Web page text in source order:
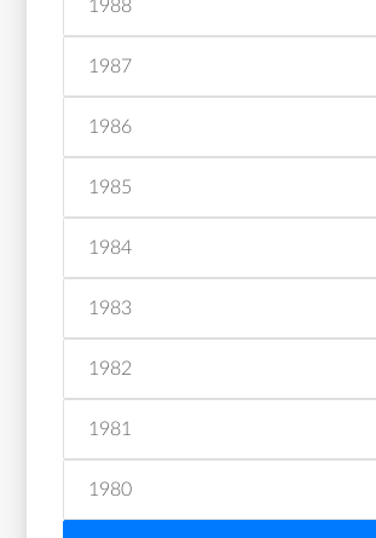
1988
1987
1986
1985
1984
1983
1982
1981
1980